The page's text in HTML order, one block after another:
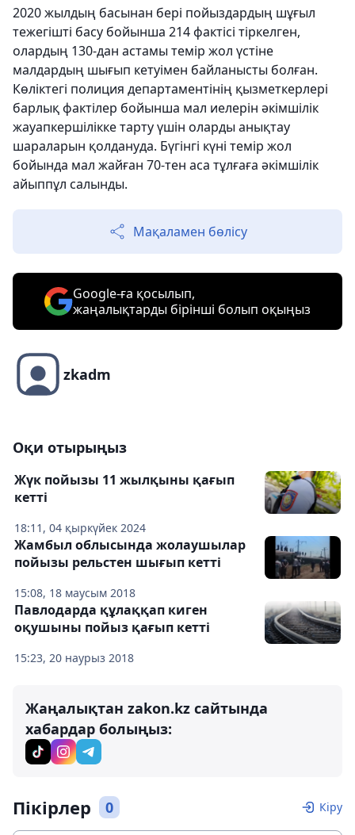
2020 жылдың басынан бері пойыздардың шұғыл
тежегішті басу бойынша 214 фактісі тіркелген,
олардың 130-дан астамы темір жол үстіне
малдардың шығып кетуімен байланысты болған.
Көліктегі полиция департаментінің қызметкерлері
барлық фактілер бойынша мал иелерін әкімшілік
жауапкершілікке тарту үшін оларды анықтау
шараларын қолдануда. Бүгінгі күні темір жол
бойында мал жайған 70-тен аса тұлғаға әкімшілік
айыппұл салынды.
Мақаламен бөлісу
Google-ға қосылып,
жаңалықтарды бірінші болып оқыңыз
zkadm
Оқи отырыңыз
18:11, 04 қыркүйек 2024
Жүк пойызы 11 жылқыны қағып
кетті
15:08, 18 маусым 2018
Жамбыл облысында жолаушылар
пойызы рельстен шығып кетті
15:23, 20 наурыз 2018
Павлодарда құлаққап киген
оқушыны пойыз қағып кетті
Жаңалықтан zakon.kz сайтында
хабардар болыңыз:
Пікірлер 0 Кіру